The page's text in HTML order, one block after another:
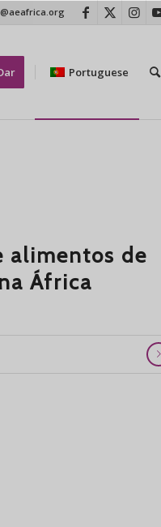
Portuguese
alimentos de
África